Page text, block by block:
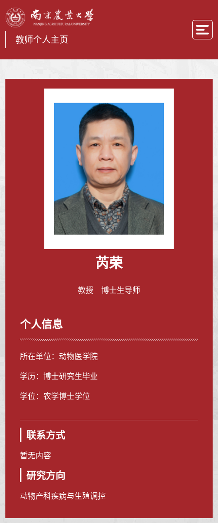
教师个人主页
芮荣
教授 博士生导师
个人信息
所在单位：动物医学院
学历：博士研究生毕业
学位：农学博士学位
联系方式
暂无内容
研究方向
动物产科疾病与生殖调控